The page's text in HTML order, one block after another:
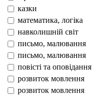
казки
математика, логіка
навколишній світ
письмо, малювання
письмо, малювання
повісті та оповідання
розвиток мовлення
розвиток мовлення